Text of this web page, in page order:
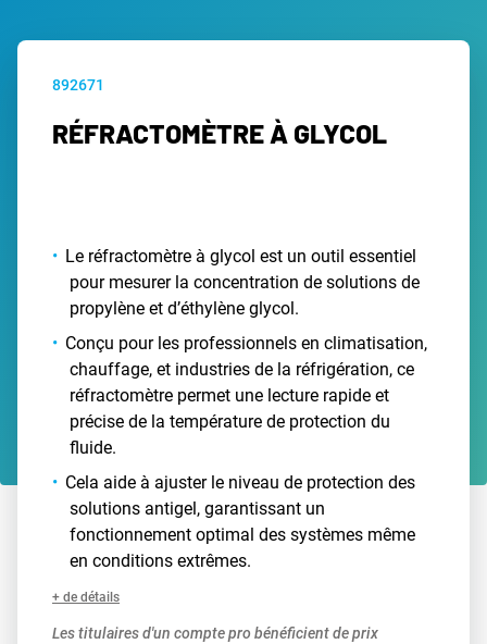
892671
RÉFRACTOMÈTRE À GLYCOL
Le réfractomètre à glycol est un outil essentiel
pour mesurer la concentration de solutions de
propylène et d’éthylène glycol.
Conçu pour les professionnels en climatisation,
chauffage, et industries de la réfrigération, ce
réfractomètre permet une lecture rapide et
précise de la température de protection du
fluide.
Cela aide à ajuster le niveau de protection des
solutions antigel, garantissant un
fonctionnement optimal des systèmes même
en conditions extrêmes.
+ de détails
Les titulaires d'un compte pro bénéficient de prix